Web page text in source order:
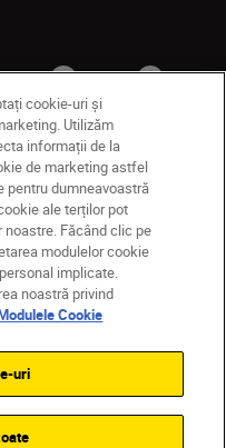
Setări cookie
Back to top
cookie-uri și
Utilizăm
informații de la
de marketing astfel
pentru dumneavoastră
ale terților pot
Făcând clic pe
modulelor cookie
implicate.
noastră privind
Cookie
uri